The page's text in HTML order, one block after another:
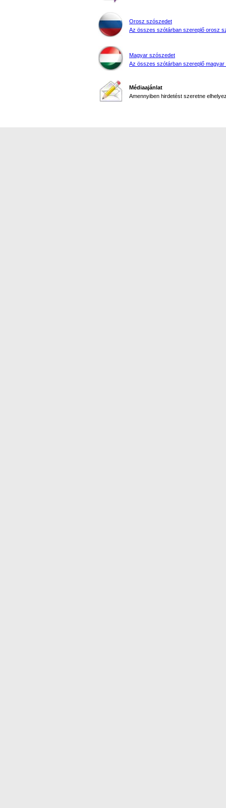
Orosz szószedet
Az összes szótárban szereplő orosz
Magyar szószedet
Az összes szótárban szereplő magyar
Médiaajánlat
Amennyiben hirdetést szeretne